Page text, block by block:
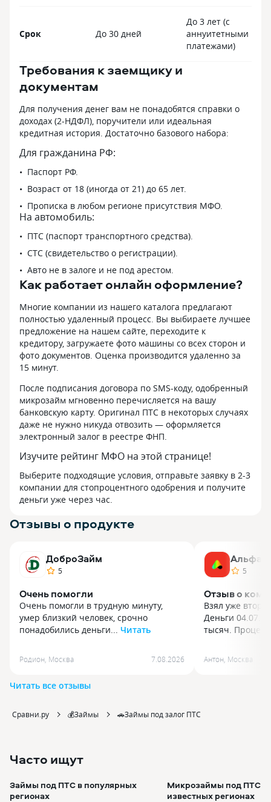
Срок До 30 дней
До 3 лет (с
аннуитетными
платежами)
Требования к заемщику и
документам
Для получения денег вам не понадобятся справки о
доходах (2-НДФЛ), поручители или идеальная
кредитная история. Достаточно базового набора:
Для гражданина РФ:
Паспорт РФ.
Возраст от 18 (иногда от 21) до 65 лет.
Прописка в любом регионе присутствия МФО.
На автомобиль:
ПТС (паспорт транспортного средства).
СТС (свидетельство о регистрации).
Авто не в залоге и не под арестом.
Как работает онлайн оформление?
Многие компании из нашего каталога предлагают
полностью удаленный процесс. Вы выбираете лучшее
предложение на нашем сайте, переходите к
кредитору, загружаете фото машины со всех сторон и
фото документов. Оценка производится удаленно за
15 минут.
После подписания договора по SMS-коду, одобренный
микрозайм мгновенно перечисляется на вашу
банковскую карту. Оригинал ПТС в некоторых случаях
даже не нужно никуда отвозить — оформляется
электронный залог в реестре ФНП.
Изучите рейтинг МФО на этой странице!
Выберите подходящие условия, отправьте заявку в 2-3
компании для стопроцентного одобрения и получите
деньги уже через час.
Отзывы о продукте
ДоброЗайм
5
Очень помогли
Очень помогли в трудную минуту,
умер близкий человек, срочно
понадобились деньги... Читать
умер близкий человек, срочно
понадобились деньги. Одобрили
Родион Москва 7.08.2026
Альфа-
5
Отзыв о
Взял уже
Деньги
тысяч. Проце...
Деньги
тысяч.
Антон Москва
Читать все отзывы
Сравни.ру 💰Займы 🚗Займы под залог ПТС
Часто ищут
Займы под ПТС в популярных
регионах
Микрозаймы под ПТС в
известных регионах